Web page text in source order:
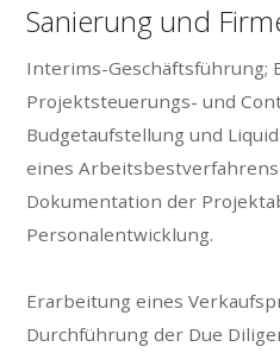
Sanierung und
Interims-Geschäftsführung;
Projektsteuerungs- und
Budgetaufstellung und
eines
Dokumentation der
Personalentwicklung.
Erarbeitung eines
Durchführung der Due